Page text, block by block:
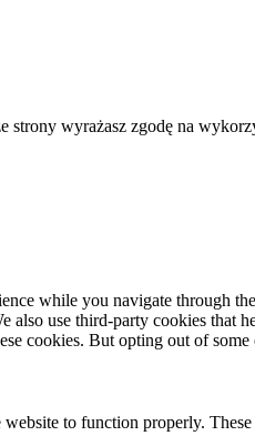
strony wyrażasz zgodę na
while you navigate through
also use third-party cookies that
cookies. But opting out of
to function properly.